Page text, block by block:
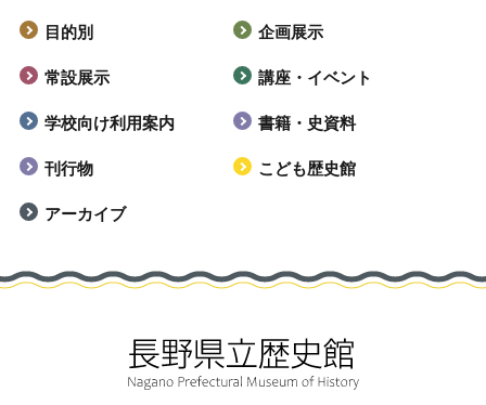
目的別 企画展示
常設展示 講座・イベント
学校向け利用案内 書籍・史資料
刊行物 こども歴史館
アーカイブ